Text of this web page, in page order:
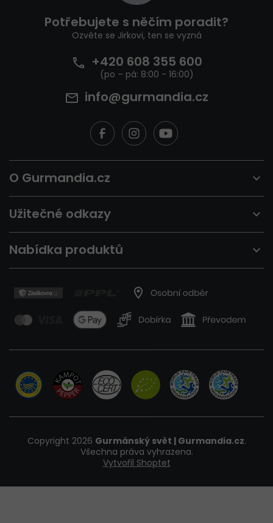
Potřebujete s něčím poradit?
Ozvěte se Jirkovi, ten se vyzná
+420 608 355 600
info@gurmandia.cz
O Gurmandia.cz
Užitečné odkazy
Nabídka produktů
Vytvořil Shoptet
Copyright 2026 Gurmánský svět | Gurmandia.cz.
Všechna práva vyhrazena.